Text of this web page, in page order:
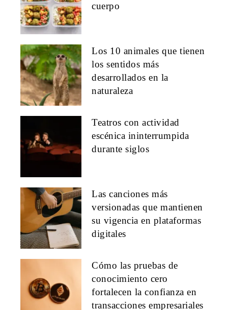
cuerpo
Los 10 animales que tienen
los sentidos más
desarrollados en la
naturaleza
Teatros con actividad
escénica ininterrumpida
durante siglos
Las canciones más
versionadas que mantienen
su vigencia en plataformas
digitales
Cómo las pruebas de
conocimiento cero
fortalecen la confianza en
transacciones empresariales